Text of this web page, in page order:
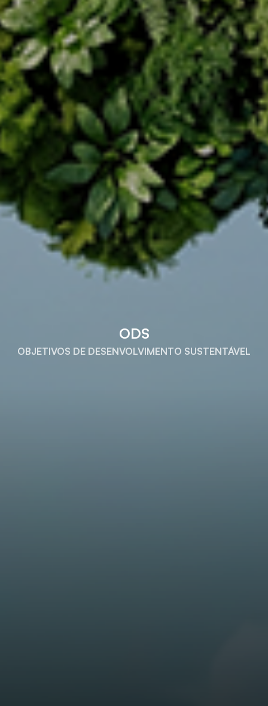
ODS
OBJETIVOS DE DESENVOLVIMENTO SUSTENTÁVEL